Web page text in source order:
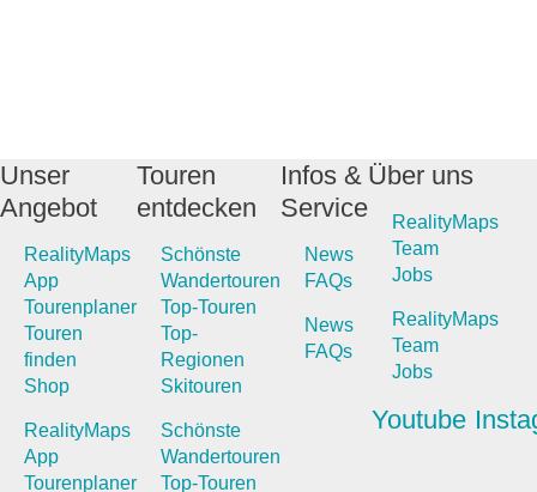
Unser
Angebot
RealityMaps
App
Tourenplaner
Touren
finden
Shop
RealityMaps
App
Tourenplaner
Touren
entdecken
Schönste
Wandertouren
Top-Touren
Top-
Regionen
Skitouren
Schönste
Wandertouren
Top-Touren
Infos &
Service
News
FAQs
News
FAQs
Über uns
RealityMaps
Team
Jobs
RealityMaps
Team
Jobs
Youtube